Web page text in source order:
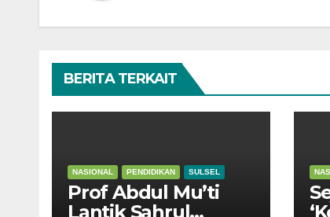
BERITA TERKAIT
NASIONAL PENDIDIKAN SULSEL
Prof Abdul Mu’ti
Lantik Sahrul